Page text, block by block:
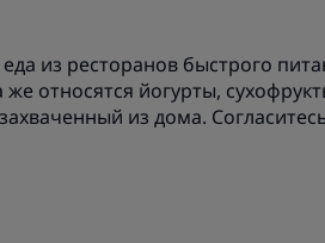
из ресторанов быстрого
относятся йогурты,
из дома.